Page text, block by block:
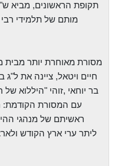
תקופת הראשונים, מביא
מותם של תלמידי
מסורת מאוחרת יותר מבית
חיים ויטאל, ציינה את
בר יוחאי ,זוהי "היללוא
עם המסורת הקודמת:
ראשיתם של מנהגי
ליתר ערי ארץ הקודש